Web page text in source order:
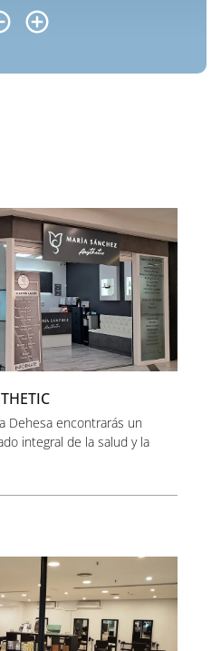
Dehesa encontrarás un
integral de la salud y la